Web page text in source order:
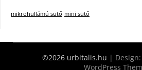
mikrohullámú sütő mini sütő
©2026 urbitalis.hu | Design:
WordPress